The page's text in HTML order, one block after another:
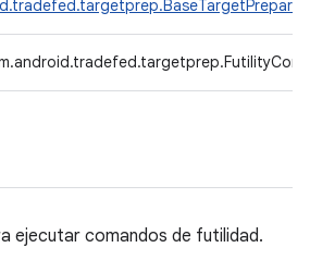
ejecutar comandos de futilidad.